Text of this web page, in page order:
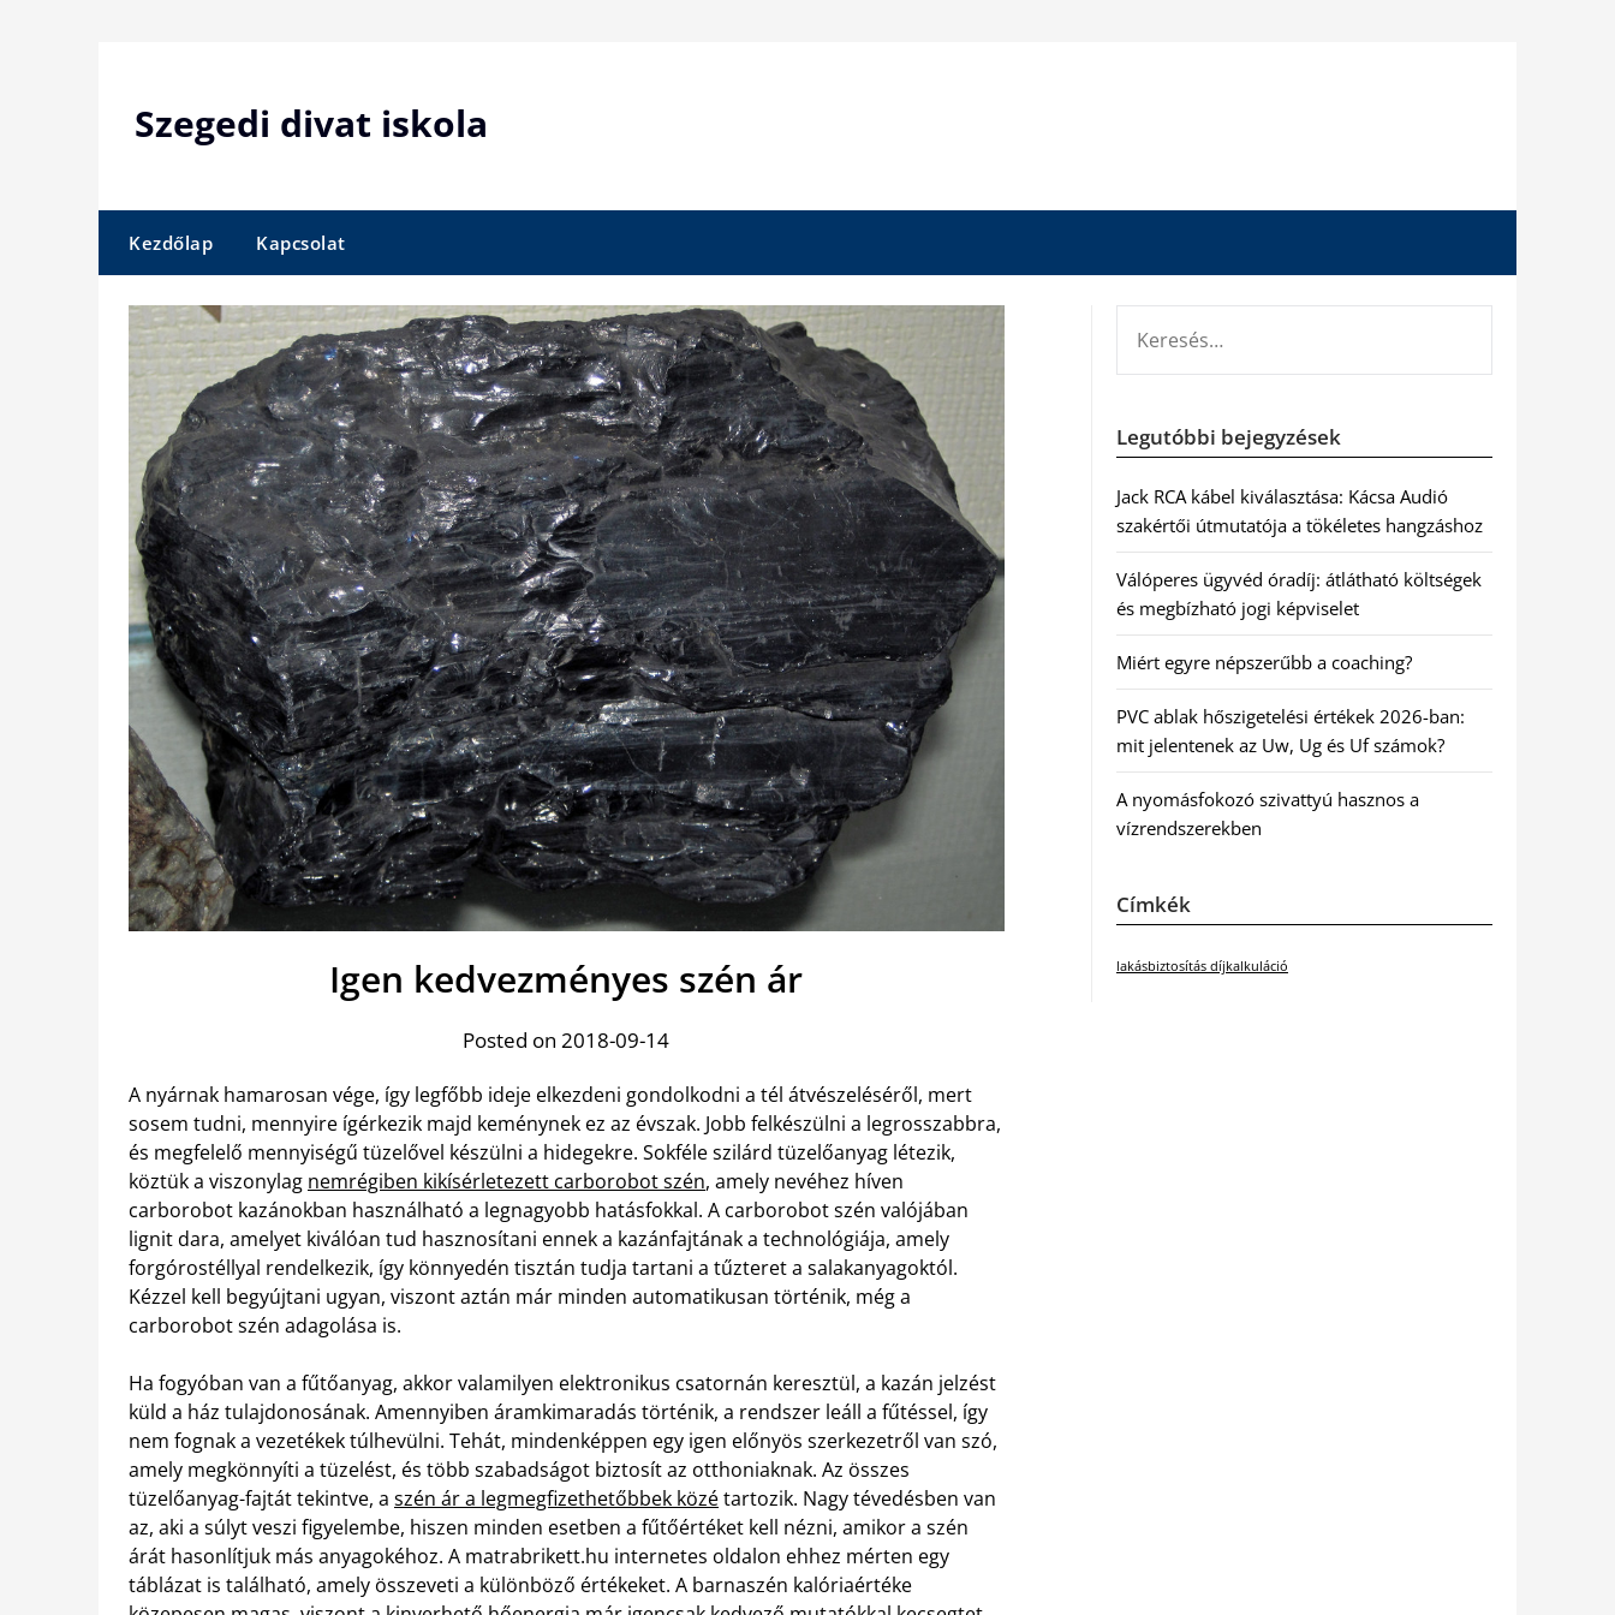
Szegedi divat iskola
Kezdőlap Kapcsolat
Igen kedvezményes szén ár
Posted on 2018-09-14
A nyárnak hamarosan vége, így legfőbb ideje elkezdeni gondolkodni a tél átvészeléséről, mert
sosem tudni, mennyire ígérkezik majd keménynek ez az évszak. Jobb felkészülni a legrosszabbra,
és megfelelő mennyiségű tüzelővel készülni a hidegekre. Sokféle szilárd tüzelőanyag létezik,
köztük a viszonylag nemrégiben kikísérletezett carborobot szén, amely nevéhez híven
carborobot kazánokban használható a legnagyobb hatásfokkal. A carborobot szén valójában
lignit dara, amelyet kiválóan tud hasznosítani ennek a kazánfajtának a technológiája, amely
forgórostéllyal rendelkezik, így könnyedén tisztán tudja tartani a tűzteret a salakanyagoktól.
Kézzel kell begyújtani ugyan, viszont aztán már minden automatikusan történik, még a
carborobot szén adagolása is.
Ha fogyóban van a fűtőanyag, akkor valamilyen elektronikus csatornán keresztül, a kazán jelzést
küld a ház tulajdonosának. Amennyiben áramkimaradás történik, a rendszer leáll a fűtéssel, így
nem fognak a vezetékek túlhevülni. Tehát, mindenképpen egy igen előnyös szerkezetről van szó,
amely megkönnyíti a tüzelést, és több szabadságot biztosít az otthoniaknak. Az összes
tüzelőanyag-fajtát tekintve, a szén ár a legmegfizethetőbbek közétartozik. Nagy tévedésben van
az, aki a súlyt veszi figyelembe, hiszen minden esetben a fűtőértéket kell nézni, amikor a szén
árát hasonlítjuk más anyagokéhoz. A matrabrikett.hu internetes oldalon ehhez mérten egy
táblázat is található, amely összeveti a különböző értékeket. A barnaszén kalóriaértéke
Legutóbbi bejegyzések
Jack RCA kábel kiválasztása: Kácsa Audió
szakértői útmutatója a tökéletes hangzáshoz
Válóperes ügyvéd óradíj: átlátható költségek
és megbízható jogi képviselet
Miért egyre népszerűbb a coaching?
PVC ablak hőszigetelési értékek 2026-ban:
mit jelentenek az Uw, Ug és Uf számok?
A nyomásfokozó szivattyú hasznos a
vízrendszerekben
Címkék
lakásbiztosítás díjkalkuláció